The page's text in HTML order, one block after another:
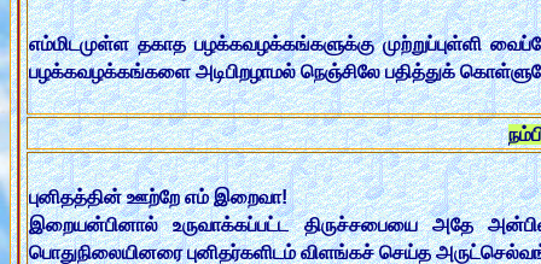
எம்மிடமுள்ள தகாத பழக்கவழக்கங்களுக்கு முற்றுப்புள்ளி
பழக்கவழக்கங்களை அடிபிறழாமல் நெஞ்சிலே பதித்துக்
புனிதத்தின் ஊற்றே எம் இறைவா!
இறையன்பினால் உருவாக்கப்பட்ட திருச்சபையை அதே
பொதுநிலையினரை புனிதர்களிடம் விளங்கச் செய்த